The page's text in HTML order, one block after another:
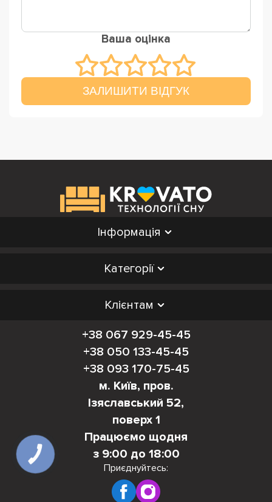
Ваша оцінка
ЗАЛИШИТИ ВІДГУК
Інформація
Категорії
Клієнтам
+38 067 929-45-45
+38 050 133-45-45
+38 093 170-75-45
м. Київ, пров.
Ізяславський 52,
поверх 1
Працюємо щодня
з 9:00 до 18:00
Приєднуйтесь:
КНОПКА
ЗВ'ЯЗКУ